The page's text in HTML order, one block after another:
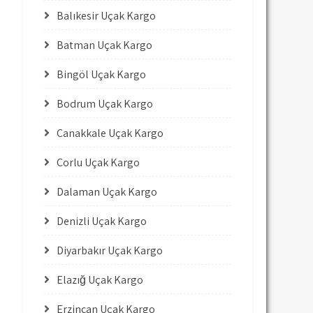
Balıkesir Uçak Kargo
Batman Uçak Kargo
Bingöl Uçak Kargo
Bodrum Uçak Kargo
Çanakkale Uçak Kargo
Çorlu Uçak Kargo
Dalaman Uçak Kargo
Denizli Uçak Kargo
Diyarbakır Uçak Kargo
Elazığ Uçak Kargo
Erzincan Uçak Kargo